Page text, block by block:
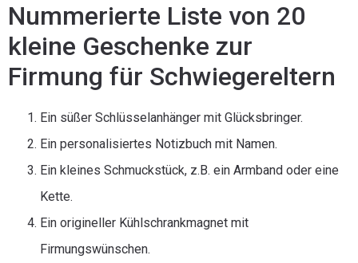
Nummerierte Liste von 20
kleine Geschenke zur
Firmung für Schwiegereltern
Ein süßer Schlüsselanhänger mit Glücksbringer.
Ein personalisiertes Notizbuch mit Namen.
Ein kleines Schmuckstück, z.B. ein Armband oder eine
Kette.
Ein origineller Kühlschrankmagnet mit
Firmungswünschen.